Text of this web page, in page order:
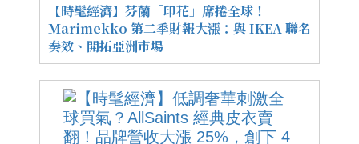
【時髦經濟】芬蘭「印花」席捲全球！
Marimekko 第二季財報大漲：與 IKEA 聯名
奏效、開拓亞洲市場